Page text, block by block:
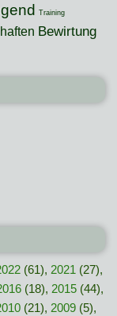
Training
Bewirtung
(61), 2021 (27),
(18), 2015 (44),
(21), 2009 (5),